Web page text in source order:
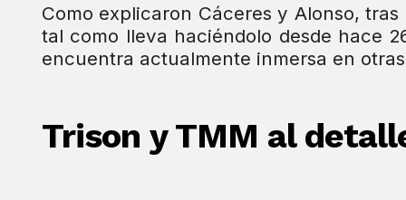
Como explicaron Cáceres y Alonso,
tal como lleva haciéndolo desde hace
encuentra actualmente inmersa en
Trison y TMM al